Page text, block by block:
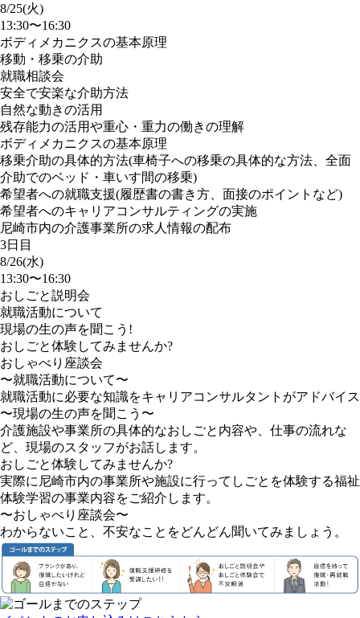
8/25(火)
13:30〜16:30
ボディメカニクスの基本原理
移動・移乗の介助
就職相談会
安全で安楽な介助方法
自然な動きの活用
残存能力の活用や重心・重力の働きの理解
ボディメカニクスの基本原理
移乗介助の具体的方法(車椅子への移乗の具体的な方法、全面
介助でのベッド・車いす間の移乗)
希望者への就職支援(履歴書の書き方、面接のポイントなど)
希望者へのキャリアコンサルティングの実施
尼崎市内の介護事業所の求人情報の配布
3日目
8/26(水)
13:30〜16:30
おしごと説明会
就職活動について
現場の生の声を聞こう!
おしごと体験してみませんか?
おしゃべり座談会
〜就職活動について〜
就職活動に必要な知識をキャリアコンサルタントがアドバイス
〜現場の生の声を聞こう〜
介護施設や事業所の具体的なおしごと内容や、仕事の流れな
ど、現場のスタッフがお話します。
おしごと体験してみませんか?
実際に尼崎市内の事業所や施設に行ってしごとを体験する福祉
体験学習の事業内容をご紹介します。
〜おしゃべり座談会〜
わからないこと、不安なことをどんどん聞いてみましょう。